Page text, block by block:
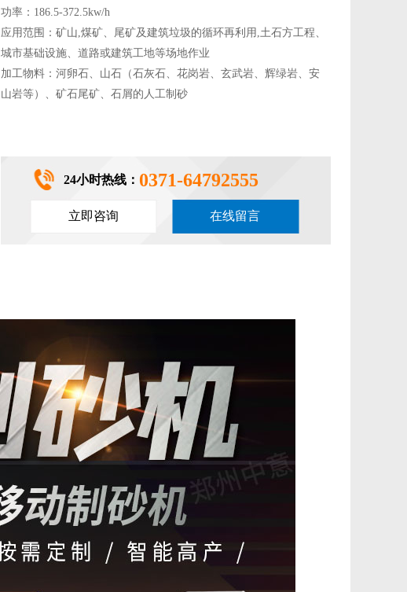
功率：186.5-372.5kw/h
应用范围：矿山,煤矿、尾矿及建筑垃圾的循环再利用,土石方工程、
城市基础设施、道路或建筑工地等场地作业
加工物料：河卵石、山石（石灰石、花岗岩、玄武岩、辉绿岩、安
山岩等）、矿石尾矿、石屑的人工制砂
24小时热线： 0371-64792555
立即咨询 在线留言